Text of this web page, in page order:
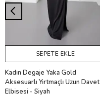
SEPETE EKLE
Kadın Degaje Yaka Gold
Aksesuarlı Yırtmaçlı Uzun Davet
Elbisesi - Siyah